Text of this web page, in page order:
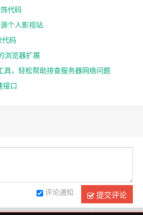
代码
个人影视站
代码
浏览器扩展
具，轻松帮助排查服务器网络问题
接口
提交评论
评论通知